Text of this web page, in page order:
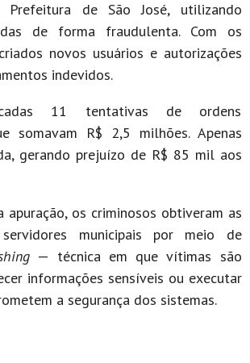
Prefeitura de São José, utilizando
de forma fraudulenta. Com os
novos usuários e autorizações
indevidos.
11 tentativas de ordens
somavam R$ 2,5 milhões. Apenas
gerando prejuízo de R$ 85 mil aos
apuração, os criminosos obtiveram as
municipais por meio de
— técnica em que vítimas são
informações sensíveis ou executar
a segurança dos sistemas.